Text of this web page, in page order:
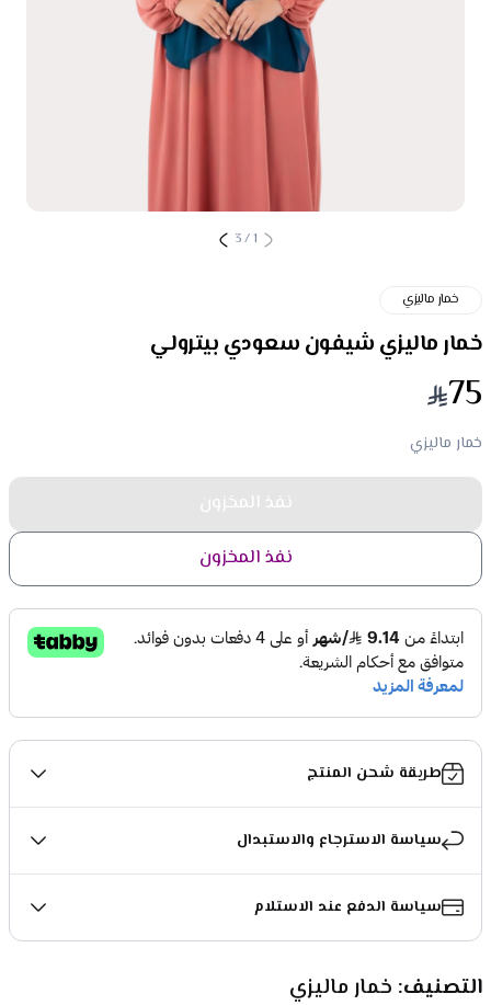
1
/
3
خمار ماليزي
خمار ماليزي شيفون سعودي بيترولي
75
خمار ماليزي
نفذ المخزون
نفذ المخزون
طريقة شحن المنتج
سياسة الاسترجاع والاستبدال
سياسة الدفع عند الاستلام
التصنيف: خمار ماليزي